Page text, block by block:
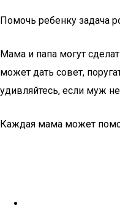
Помочь ребенку задача
Мама и папа могут
может дать совет,
удивляйтесь, если муж
Каждая мама может